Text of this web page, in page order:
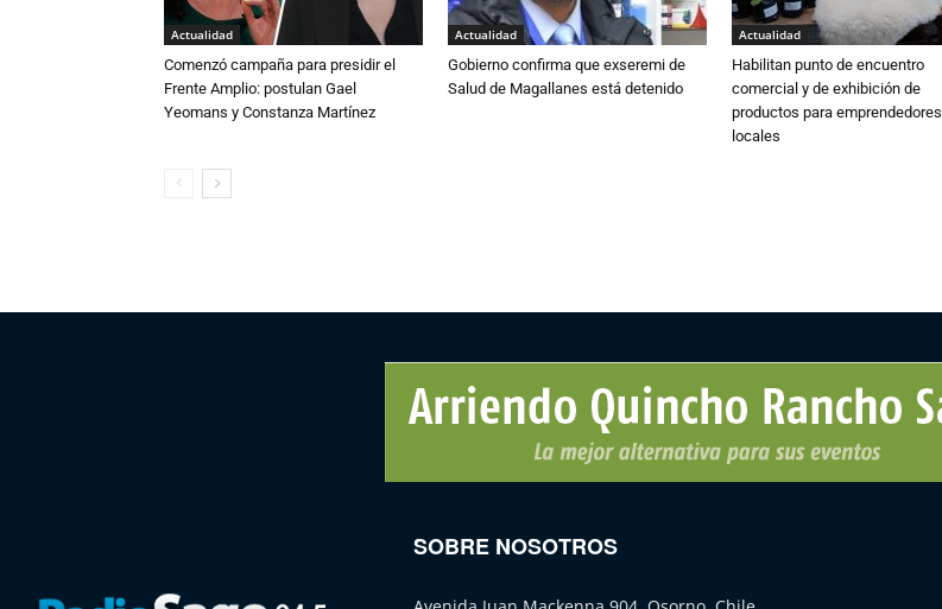
Actualidad
Comenzó campaña para presidir el
Frente Amplio: postulan Gael
Yeomans y Constanza Martínez
Actualidad
Gobierno confirma que exseremi de
Salud de Magallanes está detenido
Actualidad
Habilitan punto de encuentro
comercial y de exhibición de
productos para emprendedores
locales
SOBRE NOSOTROS